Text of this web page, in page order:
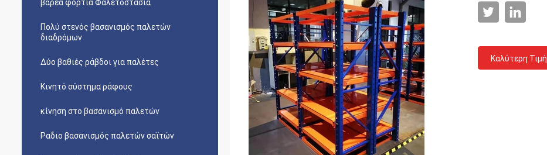
βαρέα φορτία Φαλετοστάσια
Πολύ στενός βασανισμός παλετών
διαδρόμων
Δύο βαθιές ράβδοι για παλέτες
Κινητό σύστημα ράφους
κίνηση στο βασανισμό παλετών
Ραδιο βασανισμός παλετών σαϊτών
Καλύτερη Τιμή